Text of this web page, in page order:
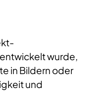
wurde,
in Bildern oder
und